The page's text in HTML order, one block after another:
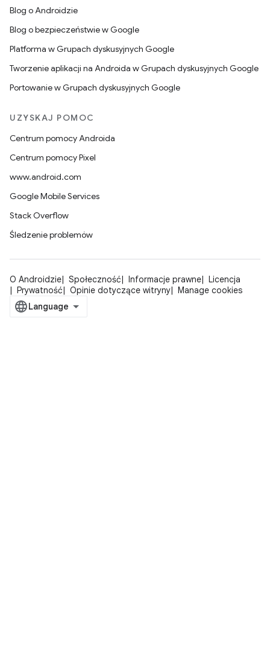
Blog o Androidzie
Blog o bezpieczeństwie w Google
Platforma w Grupach dyskusyjnych Google
Tworzenie aplikacji na Androida w Grupach dyskusyjnych Google
Portowanie w Grupach dyskusyjnych Google
UZYSKAJ POMOC
Centrum pomocy Androida
Centrum pomocy Pixel
www.android.com
Google Mobile Services
Stack Overflow
Śledzenie problemów
O Androidzie Społeczność Informacje prawne
Licencja
Prywatność
Opinie dotyczące witryny Manage cookies